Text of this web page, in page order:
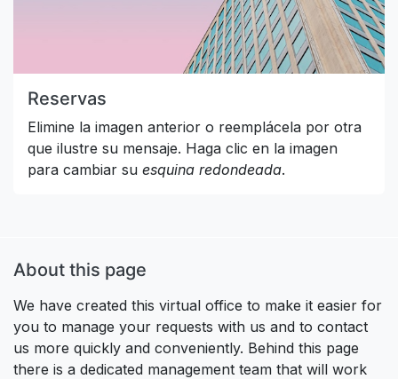
Reservas
Elimine la imagen anterior o reemplácela por otra
que ilustre su mensaje. Haga clic en la imagen
para cambiar su esquina redondeada.
About this page
We have created this virtual office to make it easier for
you to manage your requests with us and to contact
us more quickly and conveniently. Behind this page
there is a dedicated management team that will work